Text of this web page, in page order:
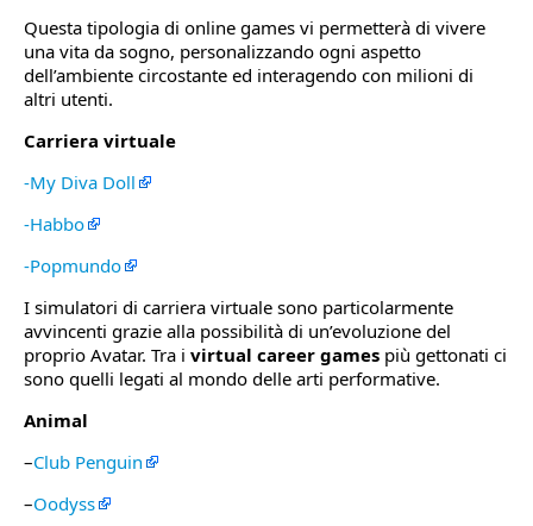
Questa tipologia di online games vi permetterà di vivere
una vita da sogno, personalizzando ogni aspetto
dell’ambiente circostante ed interagendo con milioni di
altri utenti.
Carriera virtuale
-My Diva Doll
-Habbo
-Popmundo
I simulatori di carriera virtuale sono particolarmente
avvincenti grazie alla possibilità di un’evoluzione del
proprio Avatar. Tra i virtual career games più gettonati ci
sono quelli legati al mondo delle arti performative.
Animal
–Club Penguin
–Oodyss